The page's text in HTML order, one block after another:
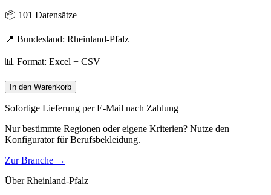
📦 101 Datensätze
📍 Bundesland: Rheinland-Pfalz
📊 Format: Excel + CSV
In den Warenkorb
Sofortige Lieferung per E-Mail nach Zahlung
Nur bestimmte Regionen oder eigene Kriterien? Nutze den
Konfigurator fürBerufsbekleidung.
Zur Branche →
ÜberRheinland-Pfalz